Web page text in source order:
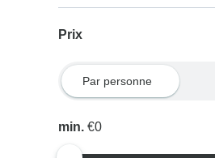
Prix
Par personne
min.€0